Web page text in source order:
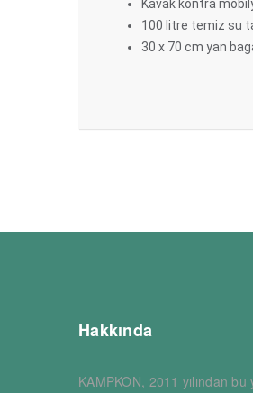
Kavak kontra
100 litre temiz su
30 x 70 cm yan
Hakkında
KAMPKON, 2011 yılından